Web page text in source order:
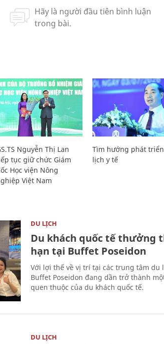
Nguyễn Thị Lan
tục giữ chức Giám
Học viện Nông
Việt Nam
Tìm hướng phát
lịch y tế
DU LỊCH
Du khách quốc tế thưởng
hạn tại Buffet Poseidon
Với lợi thế về vị trí tại các trung tâm du
Buffet Poseidon đang dần trở thành
quen thuộc của du khách quốc tế.
DU LỊCH